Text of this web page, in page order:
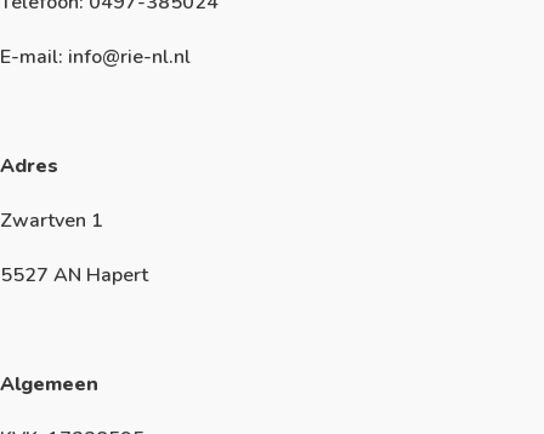
E-mail: info@rie-nl.nl
Adres
Zwartven 1
5527 AN Hapert
Algemeen